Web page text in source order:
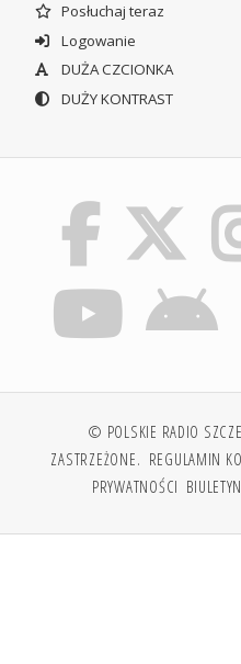
Posłuchaj teraz
Logowanie
DUŻA CZCIONKA
DUŻY KONTRAST
© POLSKIE RADIO
ZASTRZEŻONE. REGULAMIN
PRYWATNOŚCI